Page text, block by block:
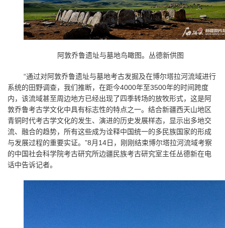
阿敦乔鲁遗址与墓地鸟瞰图。丛德新供图
“通过对阿敦乔鲁遗址与墓地考古发掘及在博尔塔拉河流域进行
系统的田野调查，我们推断，在距今4000年至3500年的时间跨度
内，该流域甚至周边地方已经出现了四季转场的放牧形式，这是阿
敦乔鲁考古学文化中具有标志性的特点之一。结合新疆西天山地区
青铜时代考古学文化的发生、演进的历史发展样态，显示出多地交
流、融合的趋势，所有这些成为诠释中国统一的多民族国家的形成
与发展过程的重要实证。”8月 14日，刚刚结束博尔塔拉河流域考察
的中国社会科学院考古研究所边疆民族考古研究室主任丛德新在电
话中告诉记者。